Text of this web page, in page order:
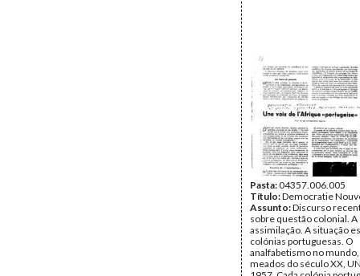
Pasta:04357.006.005
Título:Democratie
Assunto:Discurso
sobre questão colonial. A
assimilação. A situação
colónias portuguesas. O
analfabetismo no
meados do século XX,